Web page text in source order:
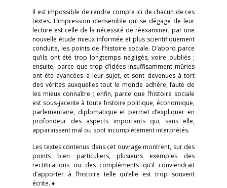
Il est impossible de rendre compte ici de chacun de ces
textes. L’impression d’ensemble qui se dégage de leur
lecture est celle de la nécessité de réexaminer, par une
nouvelle étude mieux informée et plus scientifiquement
conduite, les points de l’histoire sociale. D’abord parce
qu’ils ont été trop longtemps négligés, voire oubliés ;
ensuite, parce que trop d’idées insuffisamment mûries
ont été avancées à leur sujet, et sont devenues à tort
des vérités auxquelles tout le monde adhère, faute de
les mieux connaître ; enfin, parce que l’histoire sociale
est sous-jacente à toute histoire politique, économique,
parlementaire, diplomatique et permet d’expliquer en
profondeur des aspects importants qui, sans elle,
apparaissent mal ou sont incomplètement interprétés.
Les textes contenus dans cet ouvrage montrent, sur des
points bien particuliers, plusieurs exemples des
rectifications ou des compléments qu’il conviendrait
d’apporter à l’histoire telle qu’elle est trop souvent
écrite. ♦